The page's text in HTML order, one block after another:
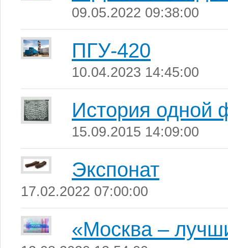
09.05.2022 09:38:00
ПГУ-420
10.04.2023 14:45:00
История одной
15.09.2015 14:09:00
Экспонат
17.02.2022 07:00:00
«Москва –